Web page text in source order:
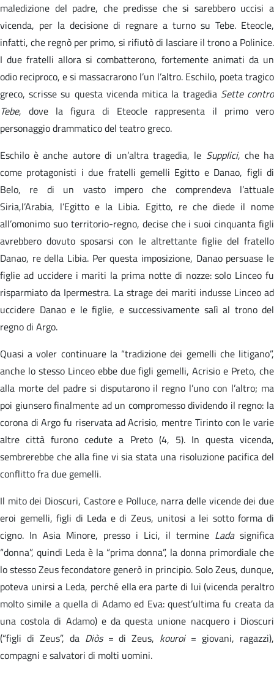
maledizione del padre, che predisse che si sarebbero uccisi a
vicenda, per la decisione di regnare a turno su Tebe. Eteocle,
infatti, che regnò per primo, si rifiutò di lasciare il trono a Polinice.
I due fratelli allora si combatterono, fortemente animati da un
odio reciproco, e si massacrarono l’un l’altro. Eschilo, poeta tragico
greco, scrisse su questa vicenda mitica la tragedia Sette contro
Tebe, dove la figura di Eteocle rappresenta il primo vero
personaggio drammatico del teatro greco.
Eschilo è anche autore di un’altra tragedia, le Supplici, che ha
come protagonisti i due fratelli gemelli Egitto e Danao, figli di
Belo, re di un vasto impero che comprendeva l’attuale
Siria,l’Arabia, l’Egitto e la Libia. Egitto, re che diede il nome
all’omonimo suo territorio-regno, decise che i suoi cinquanta figli
avrebbero dovuto sposarsi con le altrettante figlie del fratello
Danao, re della Libia. Per questa imposizione, Danao persuase le
figlie ad uccidere i mariti la prima notte di nozze: solo Linceo fu
risparmiato da Ipermestra. La strage dei mariti indusse Linceo ad
uccidere Danao e le figlie, e successivamente salì al trono del
regno di Argo.
Quasi a voler continuare la “tradizione dei gemelli che litigano”,
anche lo stesso Linceo ebbe due figli gemelli, Acrisio e Preto, che
alla morte del padre si disputarono il regno l’uno con l’altro; ma
poi giunsero finalmente ad un compromesso dividendo il regno: la
corona di Argo fu riservata ad Acrisio, mentre Tirinto con le varie
altre città furono cedute a Preto (4, 5). In questa vicenda,
sembrerebbe che alla fine vi sia stata una risoluzione pacifica del
conflitto fra due gemelli.
Il mito dei Dioscuri, Castore e Polluce, narra delle vicende dei due
eroi gemelli, figli di Leda e di Zeus, unitosi a lei sotto forma di
cigno. In Asia Minore, presso i Lici, il termine Lada significa
“donna”, quindi Leda è la “prima donna”, la donna primordiale che
lo stesso Zeus fecondatore generò in principio. Solo Zeus, dunque,
poteva unirsi a Leda, perché ella era parte di lui (vicenda peraltro
molto simile a quella di Adamo ed Eva: quest’ultima fu creata da
una costola di Adamo) e da questa unione nacquero i Dioscuri
(“figli di Zeus”, da Diòs = di Zeus, kouroi = giovani, ragazzi),
compagni e salvatori di molti uomini.